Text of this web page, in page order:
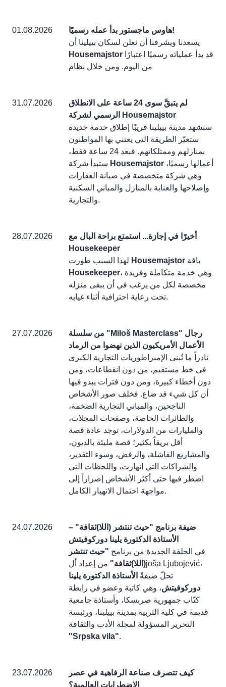
01.08.2026
هاوس ماجستور بدأ عمله رسميًا!
يسعدنا ويشرفنا أن نعلن لسكان بييلينا أن
Housemajstor
من اليوم. ومن خلال نظام
31.07.2026
لم يتبقَّ سوى 24 ساعة على الانطلاق
الرسمي لشركة Housemajstor
ستشهد مدينة بييلينا قريبًا إطلاق خدمة جديدة
ستغيّر الطريقة التي يعتني بها المواطنون
بمنازلهم وممتلكاتهم. فبعد 24 ساعة فقط،
Housemajstor
وهي شركة متخصصة في صيانة العقارات
وإصلاحها والعناية بالمنازل والمباني السكنية
والتجارية.
28.07.2026
أخيرًا في إجازة... استمتع براحة البال مع
Housekeeper
Housemajstor باقة
Housekeeper، وهي خدمة متكاملة وفريدة
مخصصة لكل من يرغب في أن يبقى منزله
تحت رعاية احترافية أثناء غيابه.
27.07.2026
من سلسلة "Miloš Masterclass" رجال
الأعمال الأمريكيون الذين نهضوا من الرماد
نادراً ما تُبنى الإمبراطوريات التجارية الكبرى
في خط مستقيم، من دون انقطاعات، ومن
دون أخطاء كبيرة، ومن دون فترات يبدو فيها
أن كل شيء قد ضاع. فخلف صور الأشخاص
الناجحين، والمباني التجارية الضخمة،
والطائرات الخاصة، وصفحات المجلات،
والمليارات من الدولارات، توجد عادة قصة
أقل بريقاً بكثير؛ قصة مليئة بالديون،
والمشاريع الفاشلة، والرفض، وسوء التقدير،
والشراكات التي انهارت، واللحظات التي
اضطر فيها حتى أكثر الأشخاص إصراراً إلى
مواجهة احتمال الانهيار الكامل.
24.07.2026
ضيفة برنامج "حيث تنتشر (اللا)ثقافة" –
الأستاذة الدكتورة يلينا دوركوفيتش
في الحلقة الجديدة من برنامج "حيث تنتشر
(اللا)ثقافة" من إعداد ألjoša Ljubojević،
تحلّ ضيفةً الأستاذة الدكتورة يلينا
دوركوفيتش، وهي كاتبة وعضو في رابطة
كتّاب جمهورية صربسكا، وأستاذة جامعية
قديمة في كلية التربية بمدينة بييلينا، ورئيسة
التحرير المسؤولة لمجلة الأدب والثقافة
"Srpska vila".
23.07.2026
كيف تتصرف صناعة الرفاهية في عصر
الاضطرابات العالمية؟